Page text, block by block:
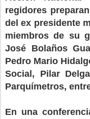
regidores
del ex presidente
miembros de su
José Bolaños
Pedro Mario
Social, Pilar
Parquímetros,
En una